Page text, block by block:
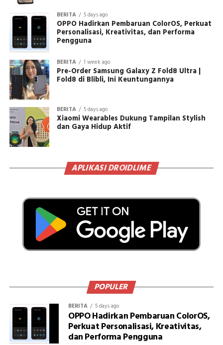
BERITA 5 days ago
OPPO Hadirkan Pembaruan ColorOS, Perkuat
Personalisasi, Kreativitas, dan Performa
Pengguna
BERITA 1 week ago
Pre-Order Samsung Galaxy Z Fold8 Ultra |
Fold8 di Blibli, Ini Keuntungannya
BERITA 5 days ago
Xiaomi Wearables Dukung Tampilan Stylish
dan Gaya Hidup Aktif
APLIKASI DROIDLIME
POPULER
BERITA 5 days ago
OPPO Hadirkan Pembaruan ColorOS,
Perkuat Personalisasi, Kreativitas,
dan Performa Pengguna